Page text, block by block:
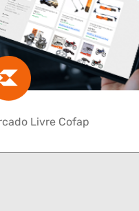
Livre Cofap